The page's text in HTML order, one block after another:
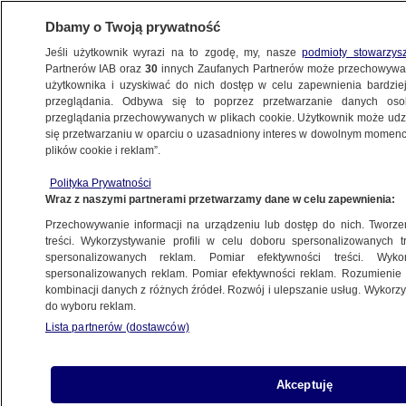
KONKRET24
POLSKA
obserwować, gdzie jest susza". Już
obserwujemy
14.07.2021, 14:42
Udostępnij
Dbamy o Twoją prywatność
Jeśli użytkownik wyrazi na to zgodę, my, naszepodmioty
Partnerów IAB oraz30 innych Zaufanych Partnerów może
użytkownika i uzyskiwać do nich dostęp w celu zapewnienia
przeglądania. Odbywa się to poprzez przetwarzanie danych
przeglądania przechowywanych w plikach cookie. Użytkownik może
się przetwarzaniu w oparciu o uzasadniony interes w dowolnym
plików cookie i reklam”.
Polityka Prywatności
Wraz z naszymi partnerami przetwarzamy dane w celu zapewnienia:
Przechowywanie informacji na urządzeniu lub dostęp do nich.
treści. Wykorzystywanie profili w celu doboru spersonalizowanych
spersonalizowanych reklam. Pomiar efektywności treści.
spersonalizowanych reklam. Pomiar efektywności reklam.
kombinacji danych z różnych źródeł. Rozwój i ulepszanie usług.
do wyboru reklam.
Lista partnerów (dostawców)
Akceptuję